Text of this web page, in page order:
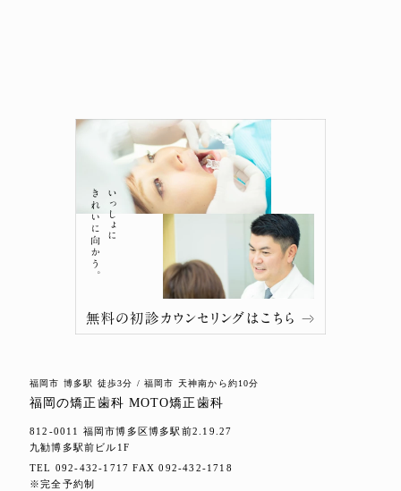
福岡市 博多駅 徒歩3分 / 福岡市 天神南から約10分
福岡の矯正歯科 MOTO矯正歯科
812-0011 福岡市博多区博多駅前2.19.27
九勧博多駅前ビル1F
TEL 092-432-1717 FAX 092-432-1718
※完全予約制